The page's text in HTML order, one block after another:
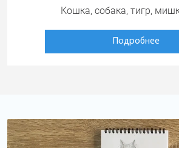
Кошка, собака, тигр,
Подробнее